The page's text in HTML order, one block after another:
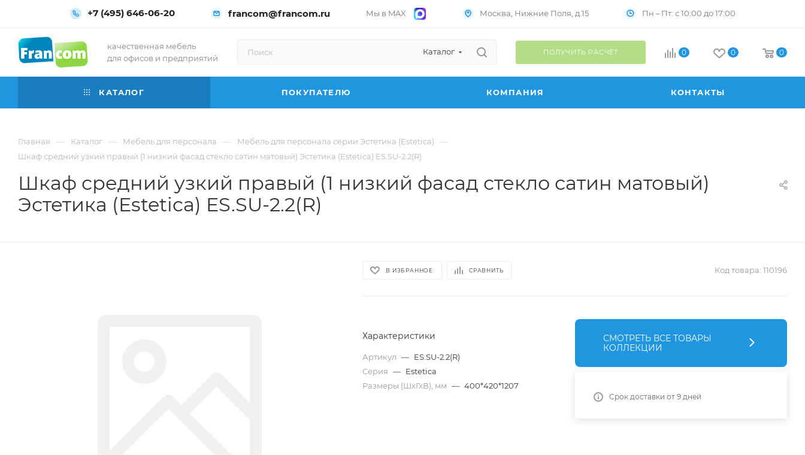
+7 (495) 646-06-20 francom@francom.ru Мы в MAX Москва, Нижние Поля, д.15 Пн – Пт: с 10:00 до 17:00
качественная мебель
для офисов и предприятий
Каталог ПОЛУЧИТЬ РАСЧЁТ 0 0 0
КАТАЛОГ ПОКУПАТЕЛЮ КОМПАНИЯ КОНТАКТЫ
Главная — Каталог — Мебель для персонала — Мебель для персонала серии Эстетика (Estetica) —
Шкаф средний узкий правый (1 низкий фасад стекло сатин матовый) Эстетика (Estetica) ES.SU-2.2(R)
Шкаф средний узкий правый (1 низкий фасад стекло сатин матовый)
Эстетика (Estetica) ES.SU-2.2(R)
В ИЗБРАННОЕ СРАВНИТЬ Код товара: 110196
Характеристики
Артикул — ES.SU-2.2(R)
Серия — Estetica
Размеры (ШхГхВ), мм — 400*420*1207
СМОТРЕТЬ ВСЕ ТОВАРЫ
КОЛЛЕКЦИИ
Срок доставки от 9 дней